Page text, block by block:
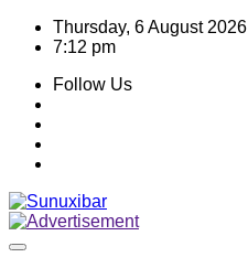
Skip
Thursday, 6 August 2026
7:12 pm
Follow Us